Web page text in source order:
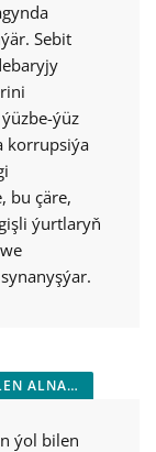
Sebit
ýüz
korrupsiýa
bu çäre,
ýurtlaryň
KORRUPSIÝA WE JENAÝATÇYLYKLY ÝOL BILEN ALNAN GIRDEJILERE GARŞY GÖREŞMEK WE AKTIWLERI DIKELTMEK ULGAMLARY
ýol bilen